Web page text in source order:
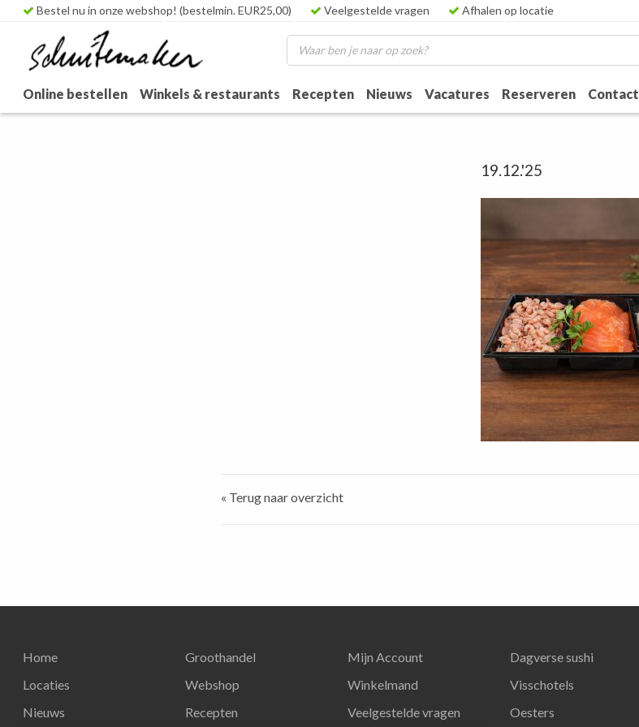
Bestel nu in onze webshop! (bestelmin. EUR25,00) Veelgestelde vragen Afhalen op locatie
Online bestellen Winkels & restaurants Recepten Nieuws Vacatures Reserveren Contact
19.12.'25
« Terug naar overzicht
Home
Locaties
Nieuws
Groothandel
Webshop
Recepten
Mijn Account
Winkelmand
Veelgestelde vragen
Dagverse sushi
Visschotels
Oesters